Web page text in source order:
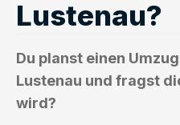
Lustenau?
Du planst einen
Lustenau und fragst
wird?